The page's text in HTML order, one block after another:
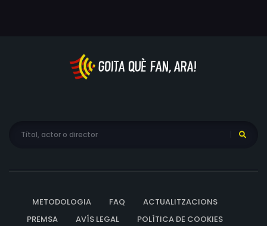
METODOLOGIA FAQ
ACTUALITZACIONS
PREMSA
AVÍS LEGAL
POLÍTICA DE COOKIES